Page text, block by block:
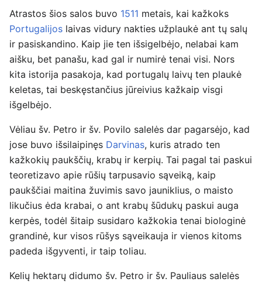
Atrastos šios salos buvo 1511 metais, kai kažkoks
Portugalijos laivas vidury nakties užplaukė ant tų salų
ir pasiskandino. Kaip jie ten išsigelbėjo, nelabai kam
aišku, bet panašu, kad gal ir numirė tenai visi. Nors
kita istorija pasakoja, kad portugalų laivų ten plaukė
keletas, tai beskęstančius jūreivius kažkaip visgi
išgelbėjo.
Vėliau šv. Petro ir šv. Povilo salelės dar pagarsėjo, kad
jose buvo išsilaipinęs Darvinas, kuris atrado ten
kažkokių paukščių, krabų ir kerpių. Tai pagal tai paskui
teoretizavo apie rūšių tarpusavio sąveiką, kaip
paukščiai maitina žuvimis savo jauniklius, o maisto
likučius ėda krabai, o ant krabų šūdukų paskui auga
kerpės, todėl šitaip susidaro kažkokia tenai biologinė
grandinė, kur visos rūšys sąveikauja ir vienos kitoms
padeda išgyventi, ir taip toliau.
Kelių hektarų didumo šv. Petro ir šv. Pauliaus salelės